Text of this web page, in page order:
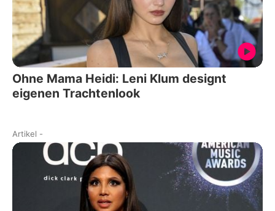
Ohne Mama Heidi: Leni Klum designt
eigenen Trachtenlook
Artikel -